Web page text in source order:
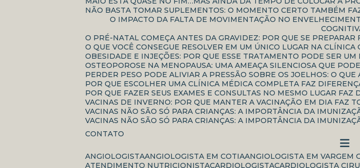
NÃO BASTA TOMAR SUPLEMENTOS: O MOMENTO CERTO TAMBÉM
O IMPACTO DA FALTA DE MOVIMENTAÇÃO NO ENVELHECIMENTO: COMO O SEDENTARISMO ACELERA PERDAS FÍSICAS E
O PRÉ-NATAL COMEÇA ANTES DA GRAVIDEZ: POR QUE SE PREPARAR
O QUE VOCÊ CONSEGUE RESOLVER EM UM ÚNICO LUGAR NA CLÍNICA
OBESIDADE E INJEÇÕES: POR QUE ESSE TRATAMENTO PODE SER
OSTEOPOROSE NA MENOPAUSA: UMA AMEAÇA SILENCIOSA QUE
PERDER PESO PODE ALIVIAR A PRESSÃO SOBRE OS JOELHOS: O QUE
POR QUE ESCOLHER UMA CLÍNICA MÉDICA COMPLETA FAZ
POR QUE FAZER SEUS EXAMES E CONSULTAS NO MESMO LUGAR FAZ
VACINAS DE INVERNO: POR QUE MANTER A VACINAÇÃO EM DIA FAZ
VACINAS NÃO SÃO SÓ PARA CRIANÇAS: A IMPORTÂNCIA DA
VACINAS NÃO SÃO SÓ PARA CRIANÇAS: A IMPORTÂNCIA DA
CONTATO
ANGIOLOGISTA ANGIOLOGISTA EM COTIA ANGIOLOGISTA EM VARGEM
ATENDIMENTO NUTRICIONISTA CARDIOLOGISTA CARDIOLOGISTA